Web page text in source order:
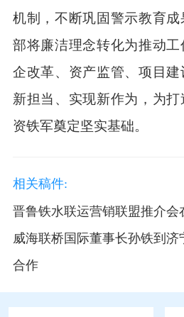
机制，不断巩固警示教育
部将廉洁理念转化为推动
企改革、资产监管、项目
新担当、实现新作为，为
资铁军奠定坚实基础。
相关稿件:
晋鲁铁水联运营销联盟推介会
威海联桥国际董事长孙铁到
合作